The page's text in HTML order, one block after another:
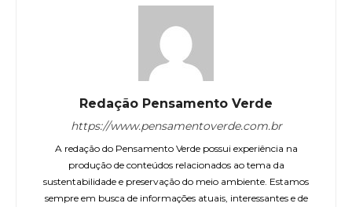
Redação Pensamento Verde
https://www.pensamentoverde.com.br
A redação do Pensamento Verde possui experiência na
produção de conteúdos relacionados ao tema da
sustentabilidade e preservação do meio ambiente. Estamos
sempre em busca de informações atuais, interessantes e de